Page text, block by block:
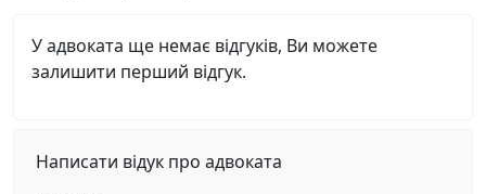
У адвоката ще немає відгуків, Ви можете
залишити перший відгук.
Написати відук про адвоката